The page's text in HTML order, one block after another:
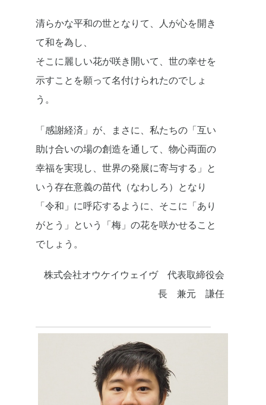
清らかな平和の世となりて、人が心を開き
て和を為し、
そこに麗しい花が咲き開いて、世の幸せを
示すことを願って名付けられたのでしょ
う。
「感謝経済」が、まさに、私たちの「互い
助け合いの場の創造を通して、物心両面の
幸福を実現し、世界の発展に寄与する」と
いう存在意義の苗代（なわしろ）となり
「令和」に呼応するように、そこに「あり
がとう」という「梅」の花を咲かせること
でしょう。
株式会社オウケイウェイヴ 代表取締役会
長 兼元 謙任